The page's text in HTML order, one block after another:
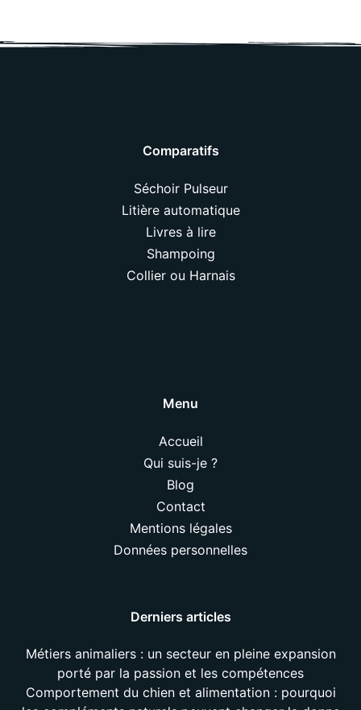
Comparatifs
Séchoir Pulseur
Litière automatique
Livres à lire
Shampoing
Collier ou Harnais
Menu
Accueil
Qui suis-je ?
Blog
Contact
Mentions légales
Données personnelles
Derniers articles
Métiers animaliers : un secteur en pleine expansion
porté par la passion et les compétences
Comportement du chien et alimentation : pourquoi